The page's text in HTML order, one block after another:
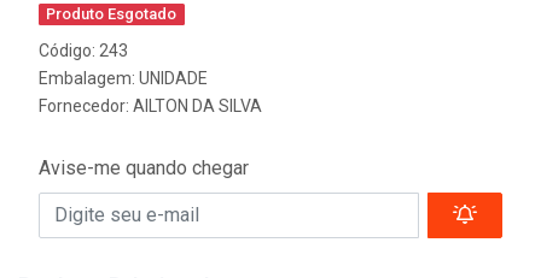
Produto Esgotado
Código: 243
Embalagem: UNIDADE
Fornecedor: AILTON DA SILVA
Avise-me quando chegar